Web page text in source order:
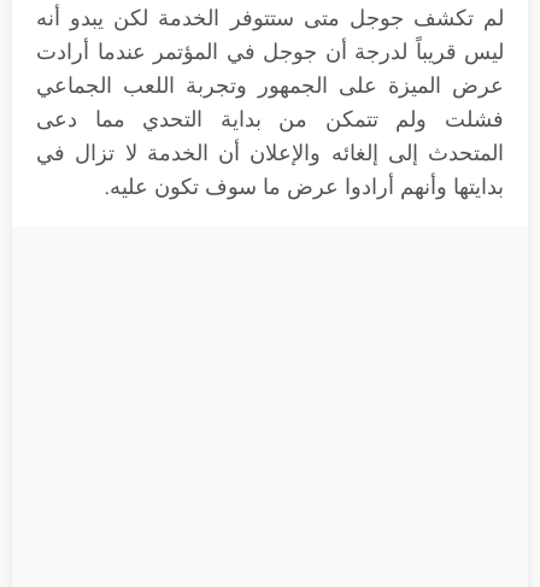
لم تكشف جوجل متى ستتوفر الخدمة لكن يبدو أنه
ليس قريباً لدرجة أن جوجل في المؤتمر عندما أرادت
عرض الميزة على الجمهور وتجربة اللعب الجماعي
فشلت ولم تتمكن من بداية التحدي مما دعى
المتحدث إلى إلغائه والإعلان أن الخدمة لا تزال في
بدايتها وأنهم أرادوا عرض ما سوف تكون عليه.